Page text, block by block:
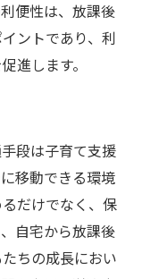
便性は、放課後
ントであり、利
進します。
段は子育て支援
移動できる環境
だけでなく、保
自宅から放課後
ちの成長におい